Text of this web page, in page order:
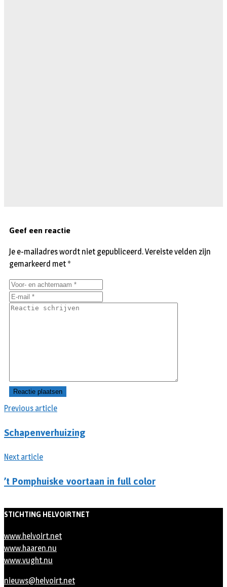
Previous article
Schapenverhuizing
Next article
’t Pomphuiske voortaan in full color
Geef een reactie
Je e-mailadres wordt niet gepubliceerd.Vereiste velden zijn
gemarkeerd met *
STICHTING HELVOIRTNET
www.helvoirt.net
www.haaren.nu
www.vught.nu
nieuws@helvoirt.net